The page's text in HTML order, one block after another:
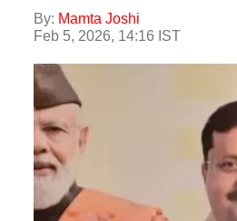
By: Mamta Joshi
Feb 5, 2026, 14:16 IST